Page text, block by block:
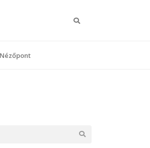
Nézőpont